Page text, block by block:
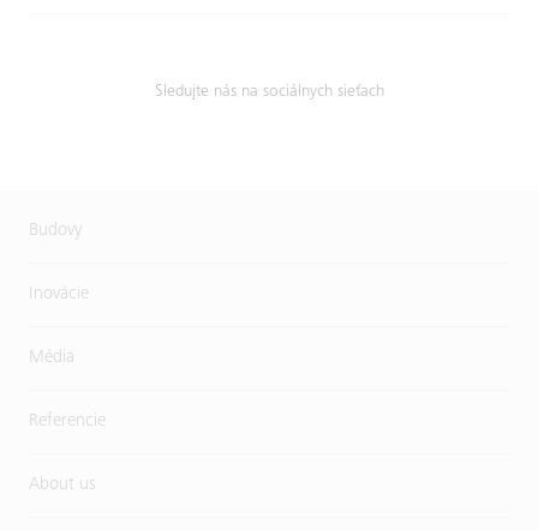
Sledujte nás na sociálnych sieťach
Budovy
Inovácie
Média
Referencie
About us